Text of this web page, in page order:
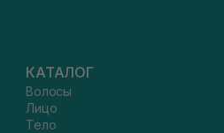
КАТАЛОГ
Волосы
Лицо
Тело